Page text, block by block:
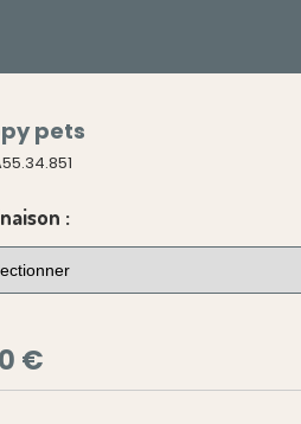
pets
:
€